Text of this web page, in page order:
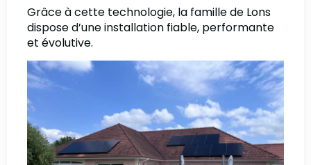
Grâce à cette technologie, la famille de Lons
dispose d’une installation fiable, performante
et évolutive.